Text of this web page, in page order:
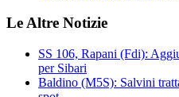
Le Altre Notizie
SS 106, Rapani (Fdi):
per Sibari
Baldino (M5S): Salvini